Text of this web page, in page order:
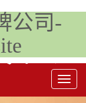
公司-
Toggle